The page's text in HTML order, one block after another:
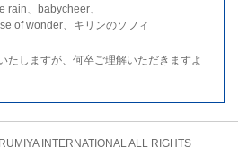
rain、babycheer、
of wonder、キリンのソフィ
たしますが、何卒ご理解いただきますよ